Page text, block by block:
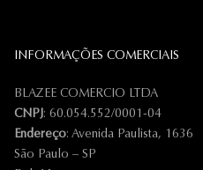
INFORMAÇÕES COMERCIAIS
BLAZEE COMERCIO LTDA
CNPJ: 60.054.552/0001-04
Endereço: Avenida Paulista, 1636
São Paulo – SP